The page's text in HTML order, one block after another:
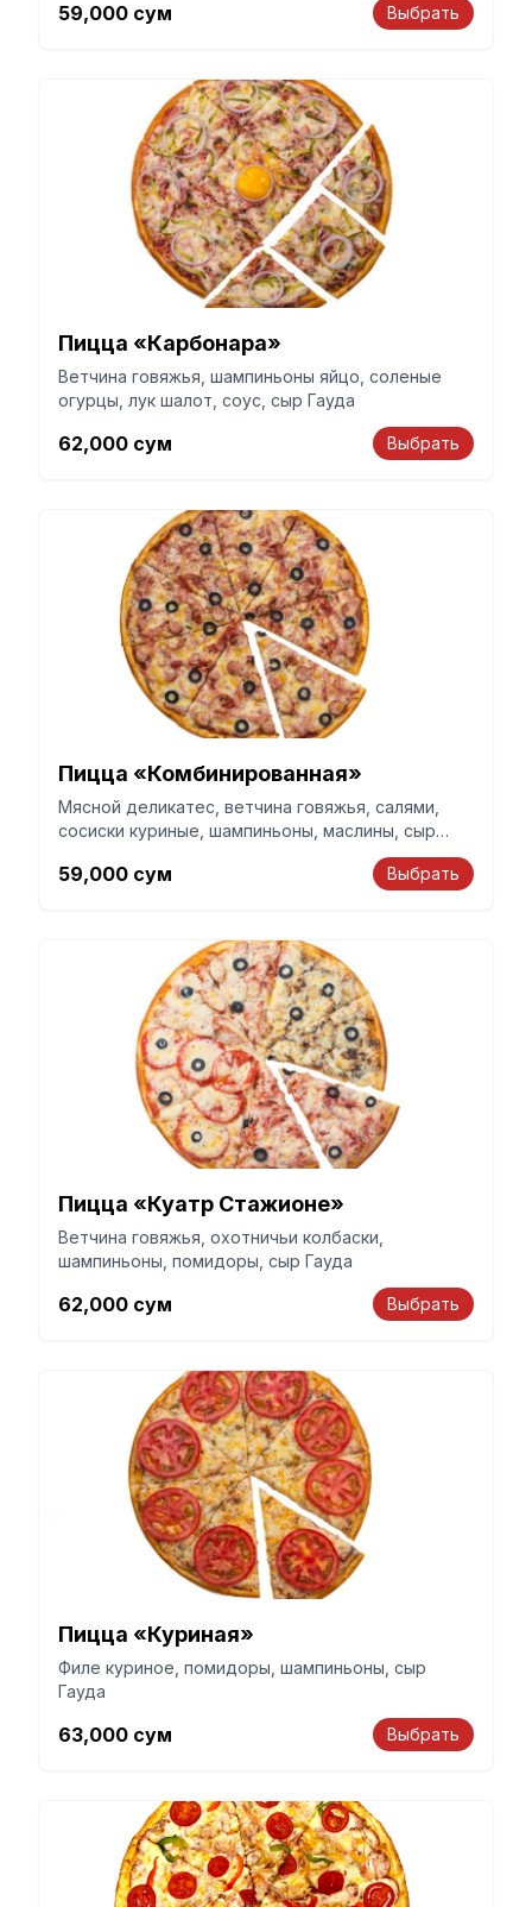
59,000 сум Выбрать
Пицца «Карбонара»
Ветчина говяжья, шампиньоны яйцо, соленые
огурцы, лук шалот, соус, сыр Гауда
62,000 сум Выбрать
Пицца «Комбинированная»
Мясной деликатес, ветчина говяжья, салями,
сосиски куриные, шампиньоны, маслины, сыр
59,000 сум Выбрать
Пицца «Куатр Стажионе»
Ветчина говяжья, охотничьи колбаски,
шампиньоны, помидоры, сыр Гауда
62,000 сум Выбрать
Пицца «Куриная»
Филе куриное, помидоры, шампиньоны, сыр
Гауда
63,000 сум Выбрать